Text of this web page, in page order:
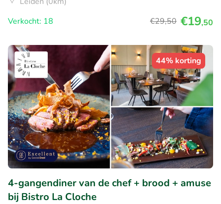
Verkocht: 18
€29,50 €19,50
44% korting
4-gangendiner van de chef + brood + amuse
bij Bistro La Cloche